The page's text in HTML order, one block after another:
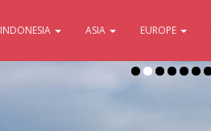
INDONESIA ASIA EUROPE